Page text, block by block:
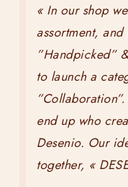
« In our shop
assortment, and
”Handpicked”
to launch a
”Collaboration
end up who
Desenio. Our
together, «